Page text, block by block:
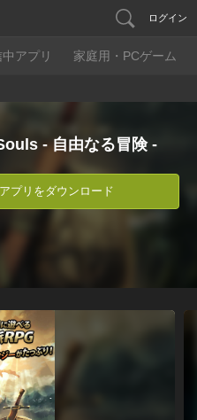
ログイン
アプリ 家庭用・PCゲーム
- 自由なる冒険 -
アプリをダウンロード